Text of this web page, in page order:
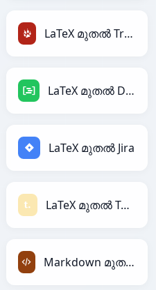
LaTeX മുതൽ TracWiki
LaTeX മുതൽ DAX
LaTeX മുതൽ Jira
LaTeX മുതൽ Textile
Markdown മുതൽ XML